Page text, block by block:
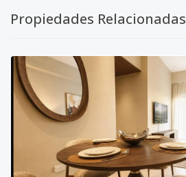
Propiedades Relacionadas